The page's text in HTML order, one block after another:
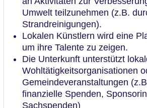
Umwelt teilzunehmen (z.B.
Strandreinigungen).
Lokalen Künstlern wird eine
um ihre Talente zu zeigen.
Die Unterkunft unterstützt
Wohltätigkeitsorganisationen
Gemeindeveranstaltungen
finanzielle Spenden,
Sachspenden)